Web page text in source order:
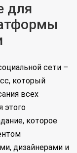
для
сети –
который
всех
этого
которое
дизайнерами и